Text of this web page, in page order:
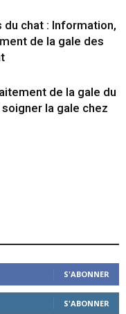
chat : Information,
de la gale des
de la gale du
la gale chez
S'ABONNER
S'ABONNER